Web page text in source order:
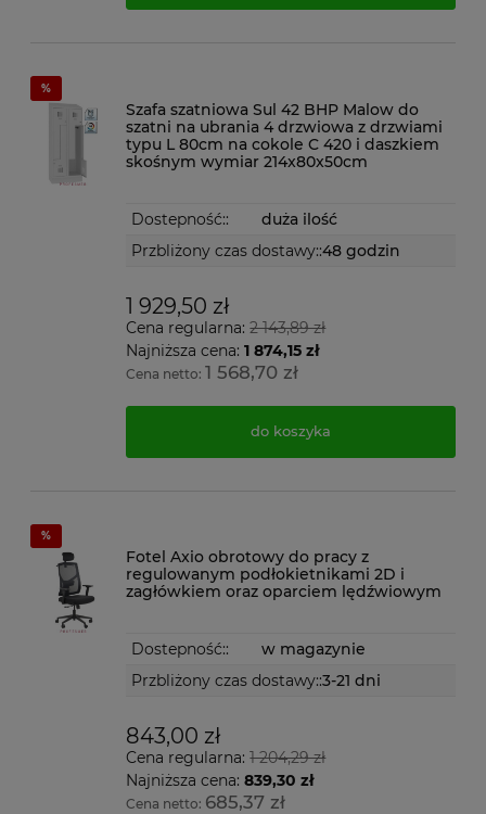
Szafa szatniowa Sul 42 BHP Malow do
szatni na ubrania 4 drzwiowa z drzwiami
typu L 80cm na cokole C 420 i daszkiem
skośnym wymiar 214x80x50cm
Dostepność::
duża ilość
Przbliżony czas dostawy::48 godzin
1 929,50 zł
Cena regularna:2 143,89 zł
Najniższa cena:1 874,15 zł
Cena netto:1 568,70 zł
do koszyka
Fotel Axio obrotowy do pracy z
regulowanym podłokietnikami 2D i
zagłówkiem oraz oparciem lędźwiowym
Dostepność::
w magazynie
Przbliżony czas dostawy::3-21 dni
843,00 zł
Cena regularna:1 204,29 zł
Najniższa cena:839,30 zł
Cena netto: 685,37 zł